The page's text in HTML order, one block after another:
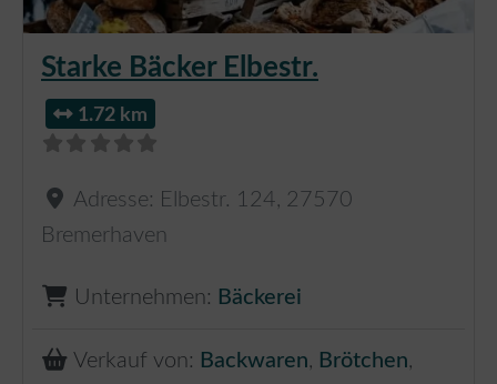
Starke Bäcker Elbestr.
1.72 km
Adresse: Elbestr. 124, 27570
Bremerhaven
Unternehmen: Bäckerei
Verkauf von: Backwaren, Brötchen,